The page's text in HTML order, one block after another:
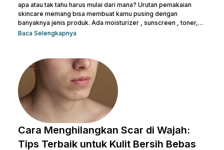
apa atau tak tahu harus mulai dari mana? Urutan pemakaian
skincare memang bisa membuat kamu pusing dengan
banyaknya jenis produk. Ada moisturizer , sunscreen , toner,
essence , dan masih banyak lagi. Tak heran juga kalau kamu
serupa, terlepas dari kemasan di bagian luarnya. Sebelum
salah langkah, Nulook sudah menyiapkan informasi lengkap
mengenai...
Baca Selengkapnya
Cara Menghilangkan Scar di Wajah:
Tips Terbaik untuk Kulit Bersih Bebas